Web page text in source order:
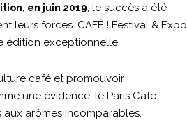
en juin 2019, le succès a été
leurs forces. CAFÉ ! Festival & Expo
édition exceptionnelle.
café et promouvoir
une évidence, le Paris Café
arômes incomparables.